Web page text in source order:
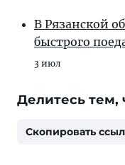
В Рязанской
быстрого
3 июл
Делитесь тем,
Скопировать